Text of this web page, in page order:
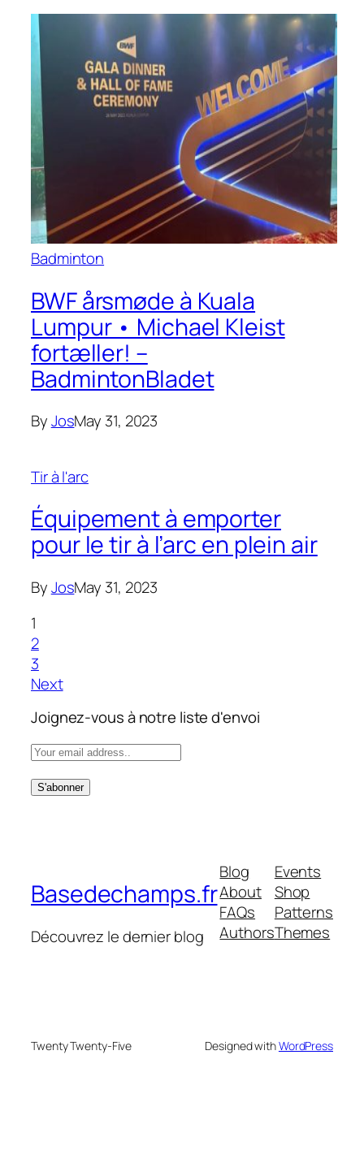
Badminton
BWF årsmøde à Kuala
Lumpur • Michael Kleist
fortæller! –
BadmintonBladet
ByJosMay 31, 2023
Tir à l'arc
Équipement à emporter
pour le tir à l’arc en plein air
ByJosMay 31, 2023
1
2
3
Next
Joignez-vous à notre liste d'envoi
Basedechamps.fr
Découvrez le dernier blog
Blog
About
FAQs
Authors
Events
Shop
Patterns
Themes
Twenty Twenty-Five Designed withWordPress